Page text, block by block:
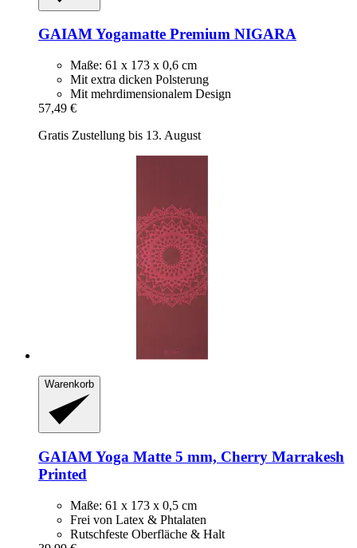
GAIAMYogamatte Premium NIGARA
Maße: 61 x 173 x 0,6 cm
Mit extra dicken Polsterung
Mit mehrdimensionalem Design
57,49 €
Gratis Zustellung bis 13. August
Warenkorb
GAIAMYoga Matte 5 mm, Cherry Marrakesh
Printed
Maße: 61 x 173 x 0,5 cm
Frei von Latex & Phtalaten
Rutschfeste Oberfläche & Halt